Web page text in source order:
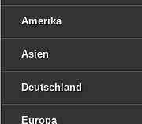
Amerika
Asien
Deutschland
Europa